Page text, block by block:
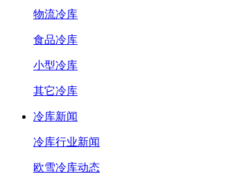
物流冷库
食品冷库
小型冷库
其它冷库
冷库新闻
冷库行业新闻
欧雪冷库动态